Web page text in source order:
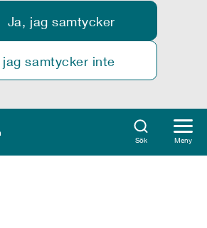
Ja, jag samtycker
jag samtycker inte
Sök Meny